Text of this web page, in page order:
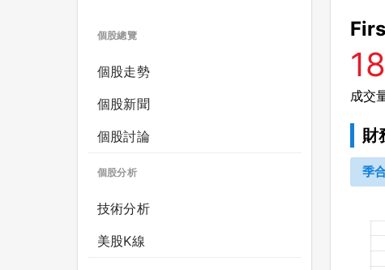
個股總覽
個股走勢
個股新聞
個股討論
個股分析
技術分析
美股K線
成交
財
季